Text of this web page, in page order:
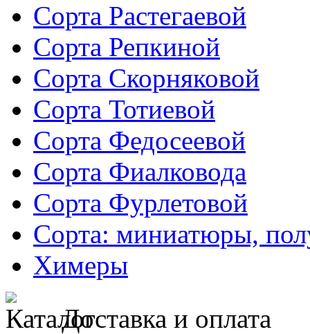
Сорта Растегаевой
Сорта Репкиной
Сорта Скорняковой
Сорта Тотиевой
Сорта Федосеевой
Сорта Фиалковода
Сорта Фурлетовой
Сорта: миниатюры,
Химеры
Доставка и оплата